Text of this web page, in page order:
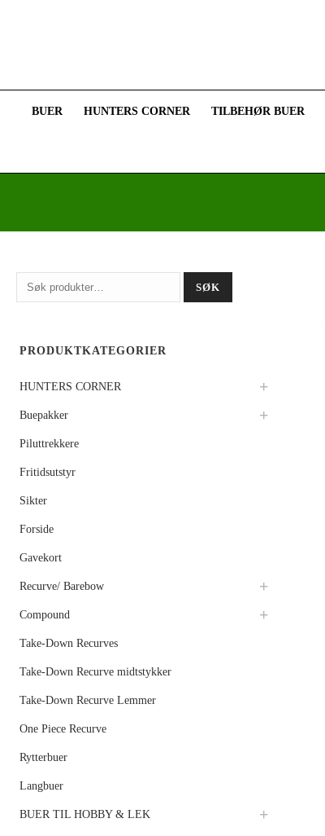
BUER HUNTERS CORNER TILBEHØR BUER
Søk
etter:
SØK
PRODUKTKATEGORIER
HUNTERS CORNER
Buepakker
Piluttrekkere
Fritidsutstyr
Sikter
Forside
Gavekort
Recurve/ Barebow
Compound
Take-Down Recurves
Take-Down Recurve midtstykker
Take-Down Recurve Lemmer
One Piece Recurve
Rytterbuer
Langbuer
BUER TIL HOBBY & LEK